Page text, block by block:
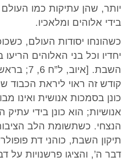
יותר, שהן עתיקות כמו העולם
בידי אלוהים ומלאכיו.
כשהונחו יסודות העולם,
יחדיו וכל בני האלוהים
קודש זה ראוי ליראת הכבוד
כונן בסמכות אנושית ואינו
אנושיות; הוא כונן בידי עתיק
הנצחי. כשתשומת הלב
תיקון השבת, כוהני דת
דבר ה’, והציגו פרשנויות על